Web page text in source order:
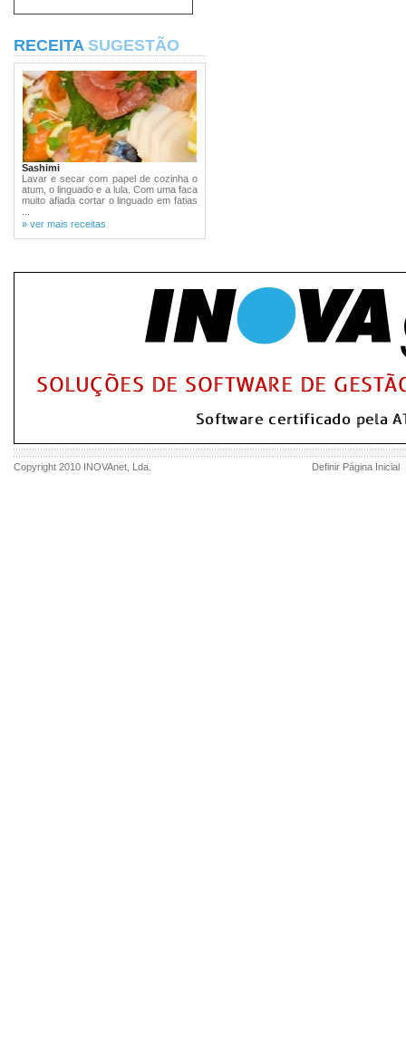
RECEITA SUGESTÃO
Sashimi
Lavar e secar com papel de cozinha o
atum, o linguado e a lula. Com uma faca
muito afiada cortar o linguado em fatias
» ver mais receitas
Copyright 2010 INOVAnet , Lda. Definir Página Inicial